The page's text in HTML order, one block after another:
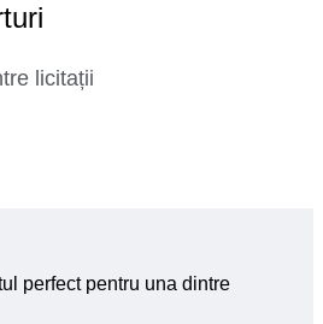
licitații
perfect pentru una dintre